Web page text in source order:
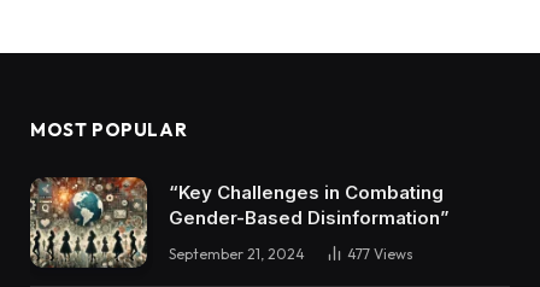
MOST POPULAR
“Key Challenges in Combating
Gender-Based Disinformation”
September 21, 2024 477 Views